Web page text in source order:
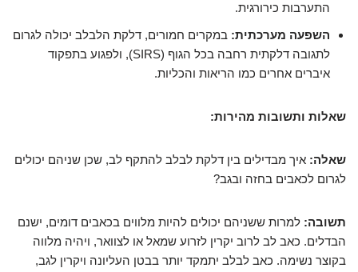
התערבות כירורגית.
השפעה מערכתית: במקרים חמורים, דלקת הלבלב יכולה לגרום
לתגובה דלקתית רחבה בכל הגוף (SIRS), ולפגוע בתפקוד
איברים אחרים כמו הריאות והכליות.
שאלות ותשובות מהירות:
שאלה: איך מבדילים בין דלקת לבלב להתקף לב, שכן שניהם יכולים
לגרום לכאבים בחזה ובגב?
תשובה: למרות ששניהם יכולים להיות מלווים בכאבים דומים, ישנם
הבדלים. כאב לב לרוב יקרין לזרוע שמאל או לצוואר, ויהיה מלווה
בקוצר נשימה. כאב לבלב יתמקד יותר בבטן העליונה ויקרין לגב,